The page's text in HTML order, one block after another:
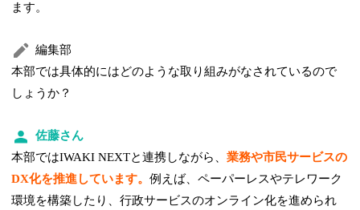
ます。
編集部
本部では具体的にはどのような取り組みがなされているので
しょうか？
佐藤さん
本部ではIWAKI NEXTと連携しながら、業務や市民サービスの
DX化を推進しています。例えば、ペーパーレスやテレワーク
環境を構築したり、行政サービスのオンライン化を進められ